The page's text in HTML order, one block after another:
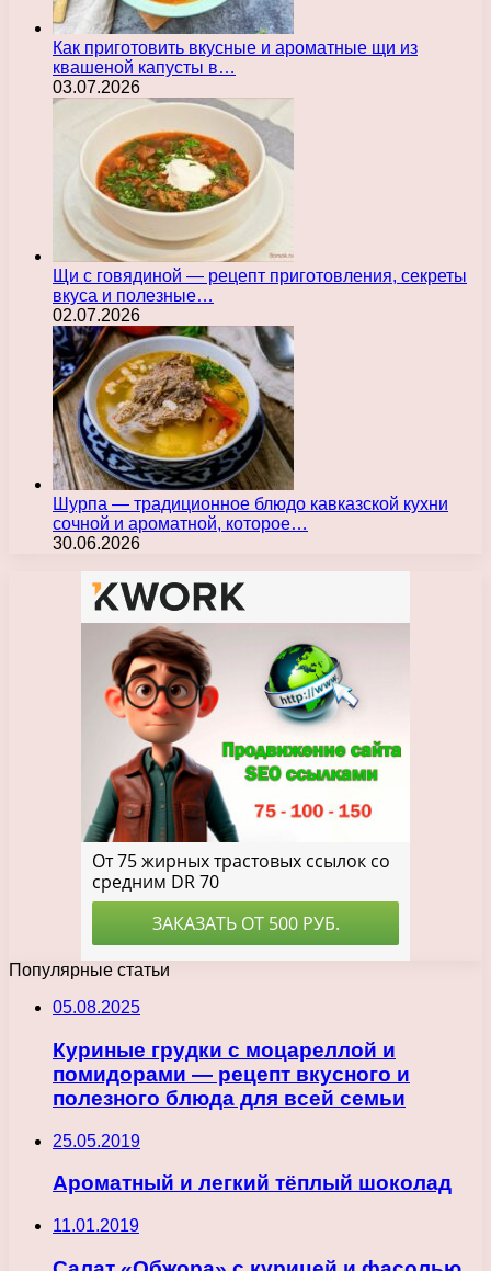
Как приготовить вкусные и ароматные щи из
квашеной капусты в…
03.07.2026
Щи с говядиной — рецепт приготовления, секреты
вкуса и полезные…
02.07.2026
Шурпа — традиционное блюдо кавказской кухни
сочной и ароматной, которое…
30.06.2026
Популярные статьи
05.08.2025
Куриные грудки с моцареллой и
помидорами — рецепт вкусного и
полезного блюда для всей семьи
25.05.2019
Ароматный и легкий тёплый шоколад
11.01.2019